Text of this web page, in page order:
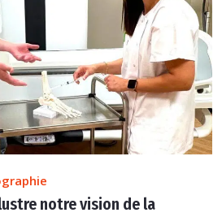
notre vision de la